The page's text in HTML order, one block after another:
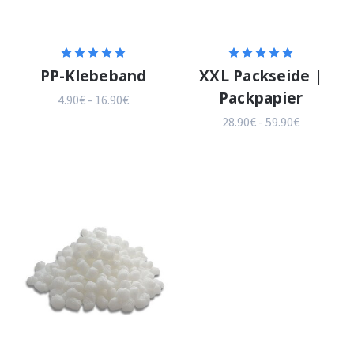
PP-Klebeband
4.90€ - 16.90€
XXL Packseide |
Packpapier
28.90€ - 59.90€